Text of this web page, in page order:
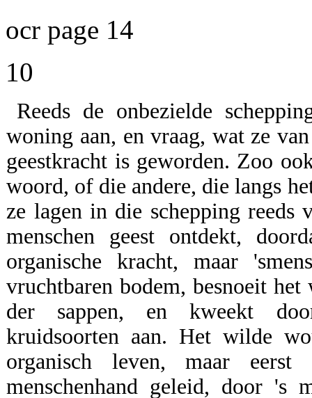
ocr page 14
10
Reeds de onbezielde
woning aan, en vraag, wat ze
geestkracht is geworden. Zoo
woord, of die andere, die langs
ze lagen in die schepping reeds
menschen geest ontdekt,
organische kracht, maar
vruchtbaren bodem, besnoeit
der sappen, en kweekt
kruidsoorten aan. Het wilde
organisch leven, maar
menschenhand geleid, door 's